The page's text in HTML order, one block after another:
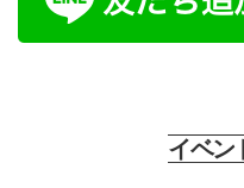
イベン